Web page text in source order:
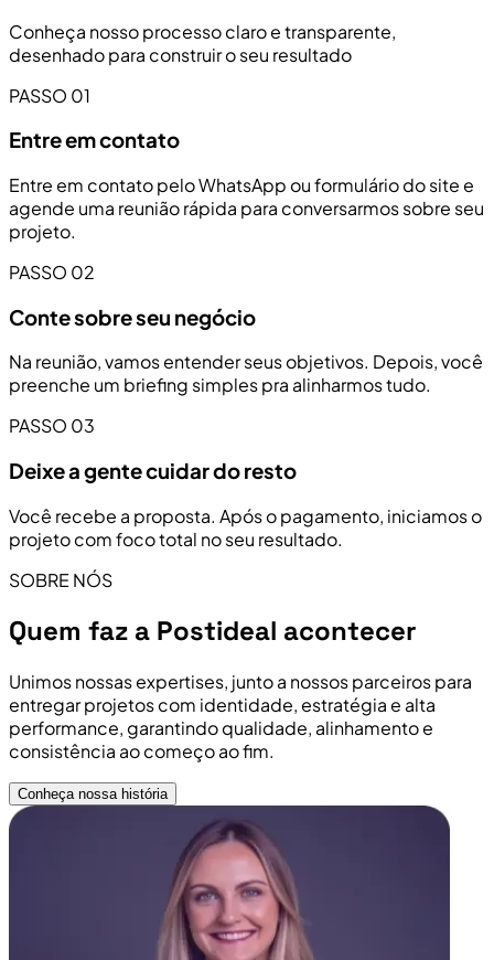
Conheça nosso processo claro e transparente,
desenhado para construir o seu resultado
PASSO 01
Entre em contato
Entre em contato pelo WhatsApp ou formulário do site e
agende uma reunião rápida para conversarmos sobre seu
projeto.
PASSO 02
Conte sobre seu negócio
Na reunião, vamos entender seus objetivos. Depois, você
preenche um briefing simples pra alinharmos tudo.
PASSO 03
Deixe a gente cuidar do resto
Você recebe a proposta. Após o pagamento, iniciamos o
projeto com foco total no seu resultado.
SOBRE NÓS
Quem faz a Postideal acontecer
Unimos nossas expertises, junto a nossos parceiros para
entregar projetos com identidade, estratégia e alta
performance, garantindo qualidade, alinhamento e
consistência ao começo ao fim.
Conheça nossa história